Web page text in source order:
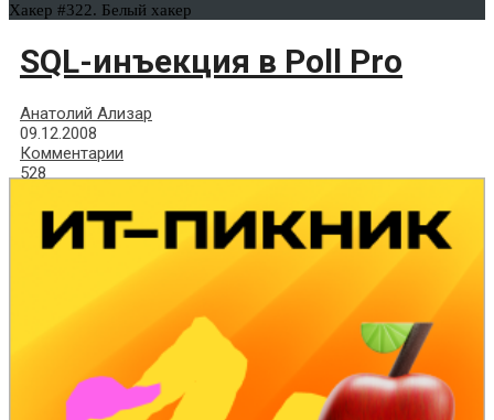
Хакер #322. Белый хакер
SQL-инъекция в Poll Pro
Анатолий Ализар
09.12.2008
Комментарии
528